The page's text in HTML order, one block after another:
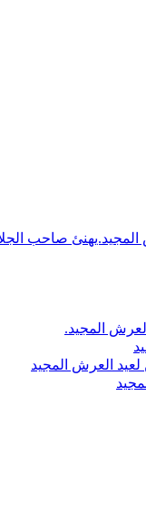
صاحب
المجيد.
العرش المجيد